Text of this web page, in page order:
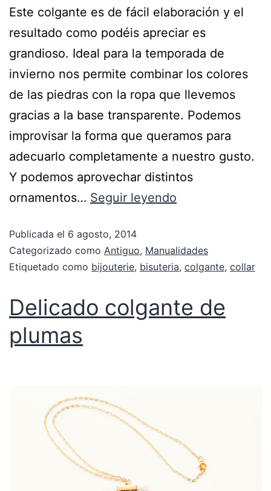
Este colgante es de fácil elaboración y el
resultado como podéis apreciar es
grandioso. Ideal para la temporada de
invierno nos permite combinar los colores
de las piedras con la ropa que llevemos
gracias a la base transparente. Podemos
improvisar la forma que queramos para
adecuarlo completamente a nuestro gusto.
Y podemos aprovechar distintos
ornamentos… Seguir leyendo
Publicada el 6 agosto, 2014
Categorizado como Antiguo, Manualidades
Etiquetado como bijouterie, bisuteria, colgante, collar
Delicado colgante de
plumas